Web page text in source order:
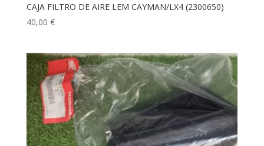
CAJA FILTRO DE AIRE LEM CAYMAN/LX4 (2300650)
40,00 €